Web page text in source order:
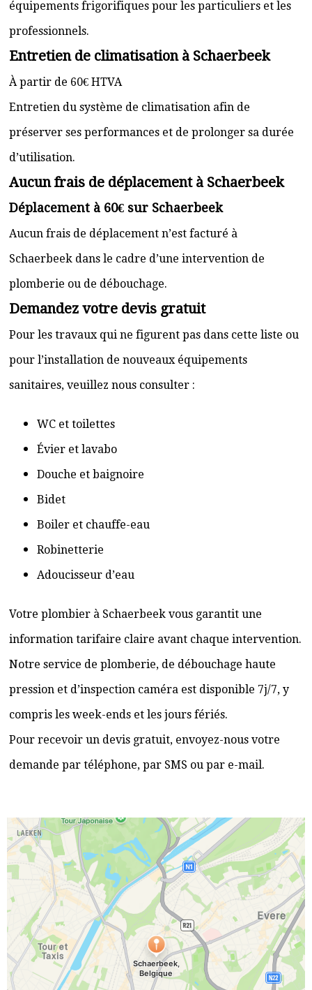
équipements frigorifiques pour les particuliers et les
professionnels.
Entretien de climatisation à Schaerbeek
À partir de 60€ HTVA
Entretien du système de climatisation afin de
préserver ses performances et de prolonger sa durée
d’utilisation.
Aucun frais de déplacement à Schaerbeek
Déplacement à 60€ sur Schaerbeek
Aucun frais de déplacement n’est facturé à
Schaerbeek dans le cadre d’une intervention de
plomberie ou de débouchage.
Demandez votre devis gratuit
Pour les travaux qui ne figurent pas dans cette liste ou
pour l’installation de nouveaux équipements
sanitaires, veuillez nous consulter :
WC et toilettes
Évier et lavabo
Douche et baignoire
Bidet
Boiler et chauffe-eau
Robinetterie
Adoucisseur d’eau
Votre plombier à Schaerbeek vous garantit une
information tarifaire claire avant chaque intervention.
Notre service de plomberie, de débouchage haute
pression et d’inspection caméra est disponible 7j/7, y
compris les week-ends et les jours fériés.
Pour recevoir un devis gratuit, envoyez-nous votre
demande par téléphone, par SMS ou par e-mail.